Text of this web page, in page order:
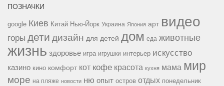
ПОЗНАЧКИ
google Киев Китай Нью-Йорк Украина Япония арт видео
горы дети дизайн для детей дом еда животные
жизнь здоровье игра игрушки интерьер искусство
казино кино комфорт кот кофе красота кухня мама мир
море на пляже новости ню опыт остров отдых понедельник